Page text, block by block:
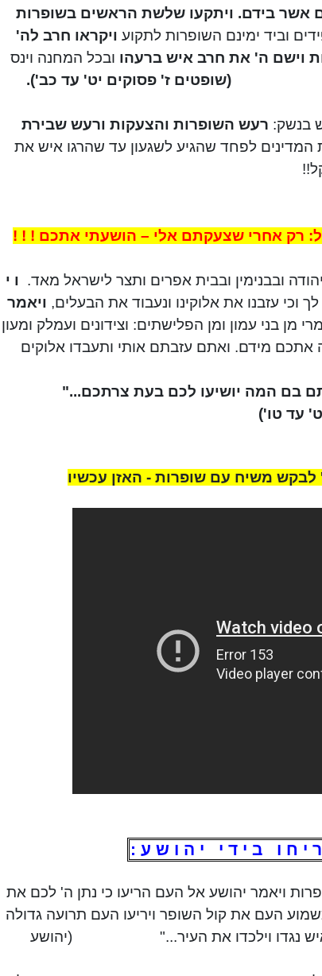
אשר בידם. ויתקעו שלשת הראשים בשופרות
וביד ימינם השופרות לתקוע ויקראו חרב לה'
וישם ה' את חרב איש ברעהו ובכל המחנה וינס
(שופטים ז' פסוקים יט' עד כב').
בנשק: רעש השופרות והצעקות ורעש שבירת
המדינים לפחד שהגיע לשגעון עד שהרגו איש את
רק אחרי שצעקתם אלי – הושעתי אתכם ! ! !
ובבנימין ובבית אפרים ותצר לישראל מאד. ו י
וכי עזבנו את אלוקינו ונעבוד את הבעלים, ויאמר
מן בני עמון ומן הפלישתים: וצידונים ועמלק ומעון
אתכם מידם. ואתם עזבתם אותי ותעבדו אלוקים
בם המה יושיעו לכם בעת צרתכם..."
עד טו')
לבקש משיח עם שופרות - האזן עכשיו
י ח ו ב י ד י י ה ו ש ע :
ויאמר יהושע אל העם הריעו כי נתן ה' לכם את
העם את קול השופר ויריעו העם תרועה גדולה
נגדו וילכדו את העיר..."
(יהושע